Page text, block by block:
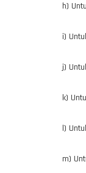
h)
i)
j)
k)
l)
m)